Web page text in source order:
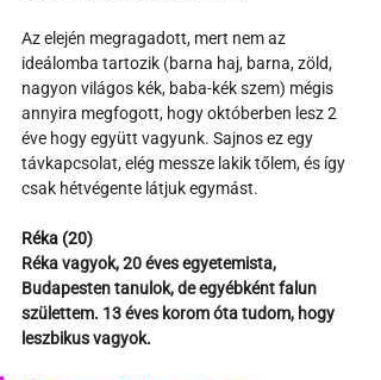
Az elején megragadott, mert nem az
ideálomba tartozik (barna haj, barna, zöld,
nagyon világos kék, baba-kék szem) mégis
annyira megfogott, hogy októberben lesz 2
éve hogy együtt vagyunk. Sajnos ez egy
távkapcsolat, elég messze lakik tőlem, és így
csak hétvégente látjuk egymást.
Réka (20)
Réka vagyok, 20 éves egyetemista,
Budapesten tanulok, de egyébként falun
születtem. 13 éves korom óta tudom, hogy
leszbikus vagyok.